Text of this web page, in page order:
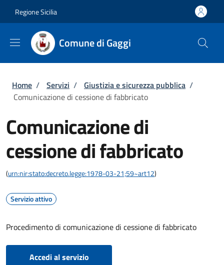
Regione Sicilia
Comune di Gaggi
Briciole di pane
Home / Servizi / Giustizia e sicurezza pubblica /
Comunicazione di cessione di fabbricato
Comunicazione di
cessione di fabbricato
(urn:nir:stato:decreto.legge:1978-03-21;59~art12)
Servizio attivo
Procedimento di comunicazione di cessione di fabbricato
Accedi al servizio